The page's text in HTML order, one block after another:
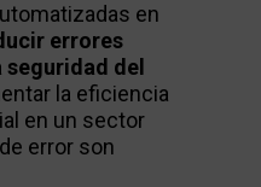
en
errores
del
la eficiencia
en un sector
error son